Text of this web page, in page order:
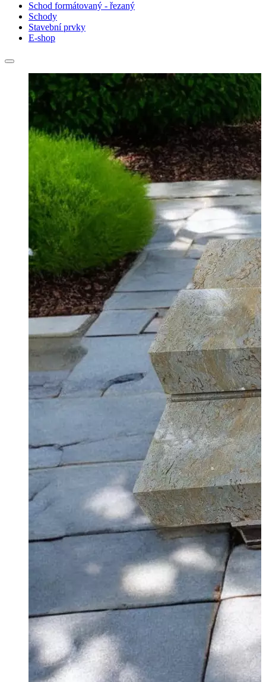
Schod formátovaný - řezaný
Schody
Stavební prvky
E-shop